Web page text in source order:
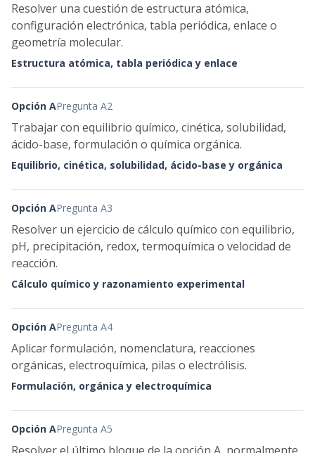
Resolver una cuestión de estructura atómica,
configuración electrónica, tabla periódica, enlace o
geometría molecular.
Estructura atómica, tabla periódica y enlace
Opción APregunta A2
Trabajar con equilibrio químico, cinética, solubilidad,
ácido-base, formulación o química orgánica.
Equilibrio, cinética, solubilidad, ácido-base y orgánica
Opción APregunta A3
Resolver un ejercicio de cálculo químico con equilibrio,
pH, precipitación, redox, termoquímica o velocidad de
reacción.
Cálculo químico y razonamiento experimental
Opción APregunta A4
Aplicar formulación, nomenclatura, reacciones
orgánicas, electroquímica, pilas o electrólisis.
Formulación, orgánica y electroquímica
Opción APregunta A5